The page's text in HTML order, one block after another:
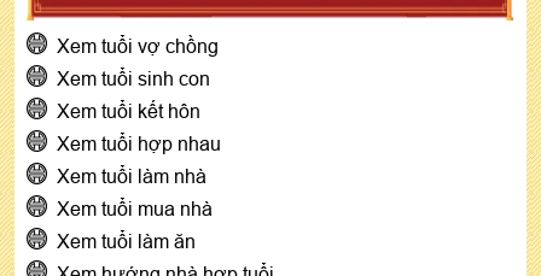
Xem tuổi vợ chồng
Xem tuổi sinh con
Xem tuổi kết hôn
Xem tuổi hợp nhau
Xem tuổi làm nhà
Xem tuổi mua nhà
Xem tuổi làm ăn